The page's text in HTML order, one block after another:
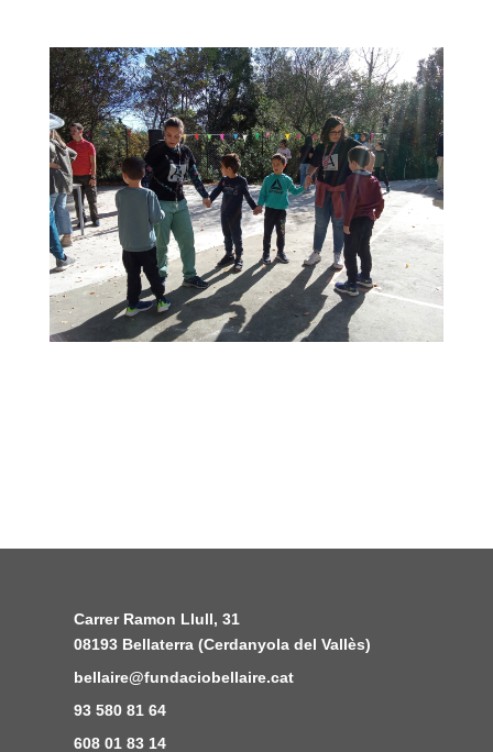
Carrer Ramon Llull, 31
08193 Bellaterra (Cerdanyola del Vallès)
bellaire@fundaciobellaire.cat
93 580 81 64
608 01 83 14